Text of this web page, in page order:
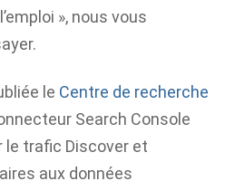
», nous vous
le Centre de recherche
Search Console
le trafic Discover et
aux données